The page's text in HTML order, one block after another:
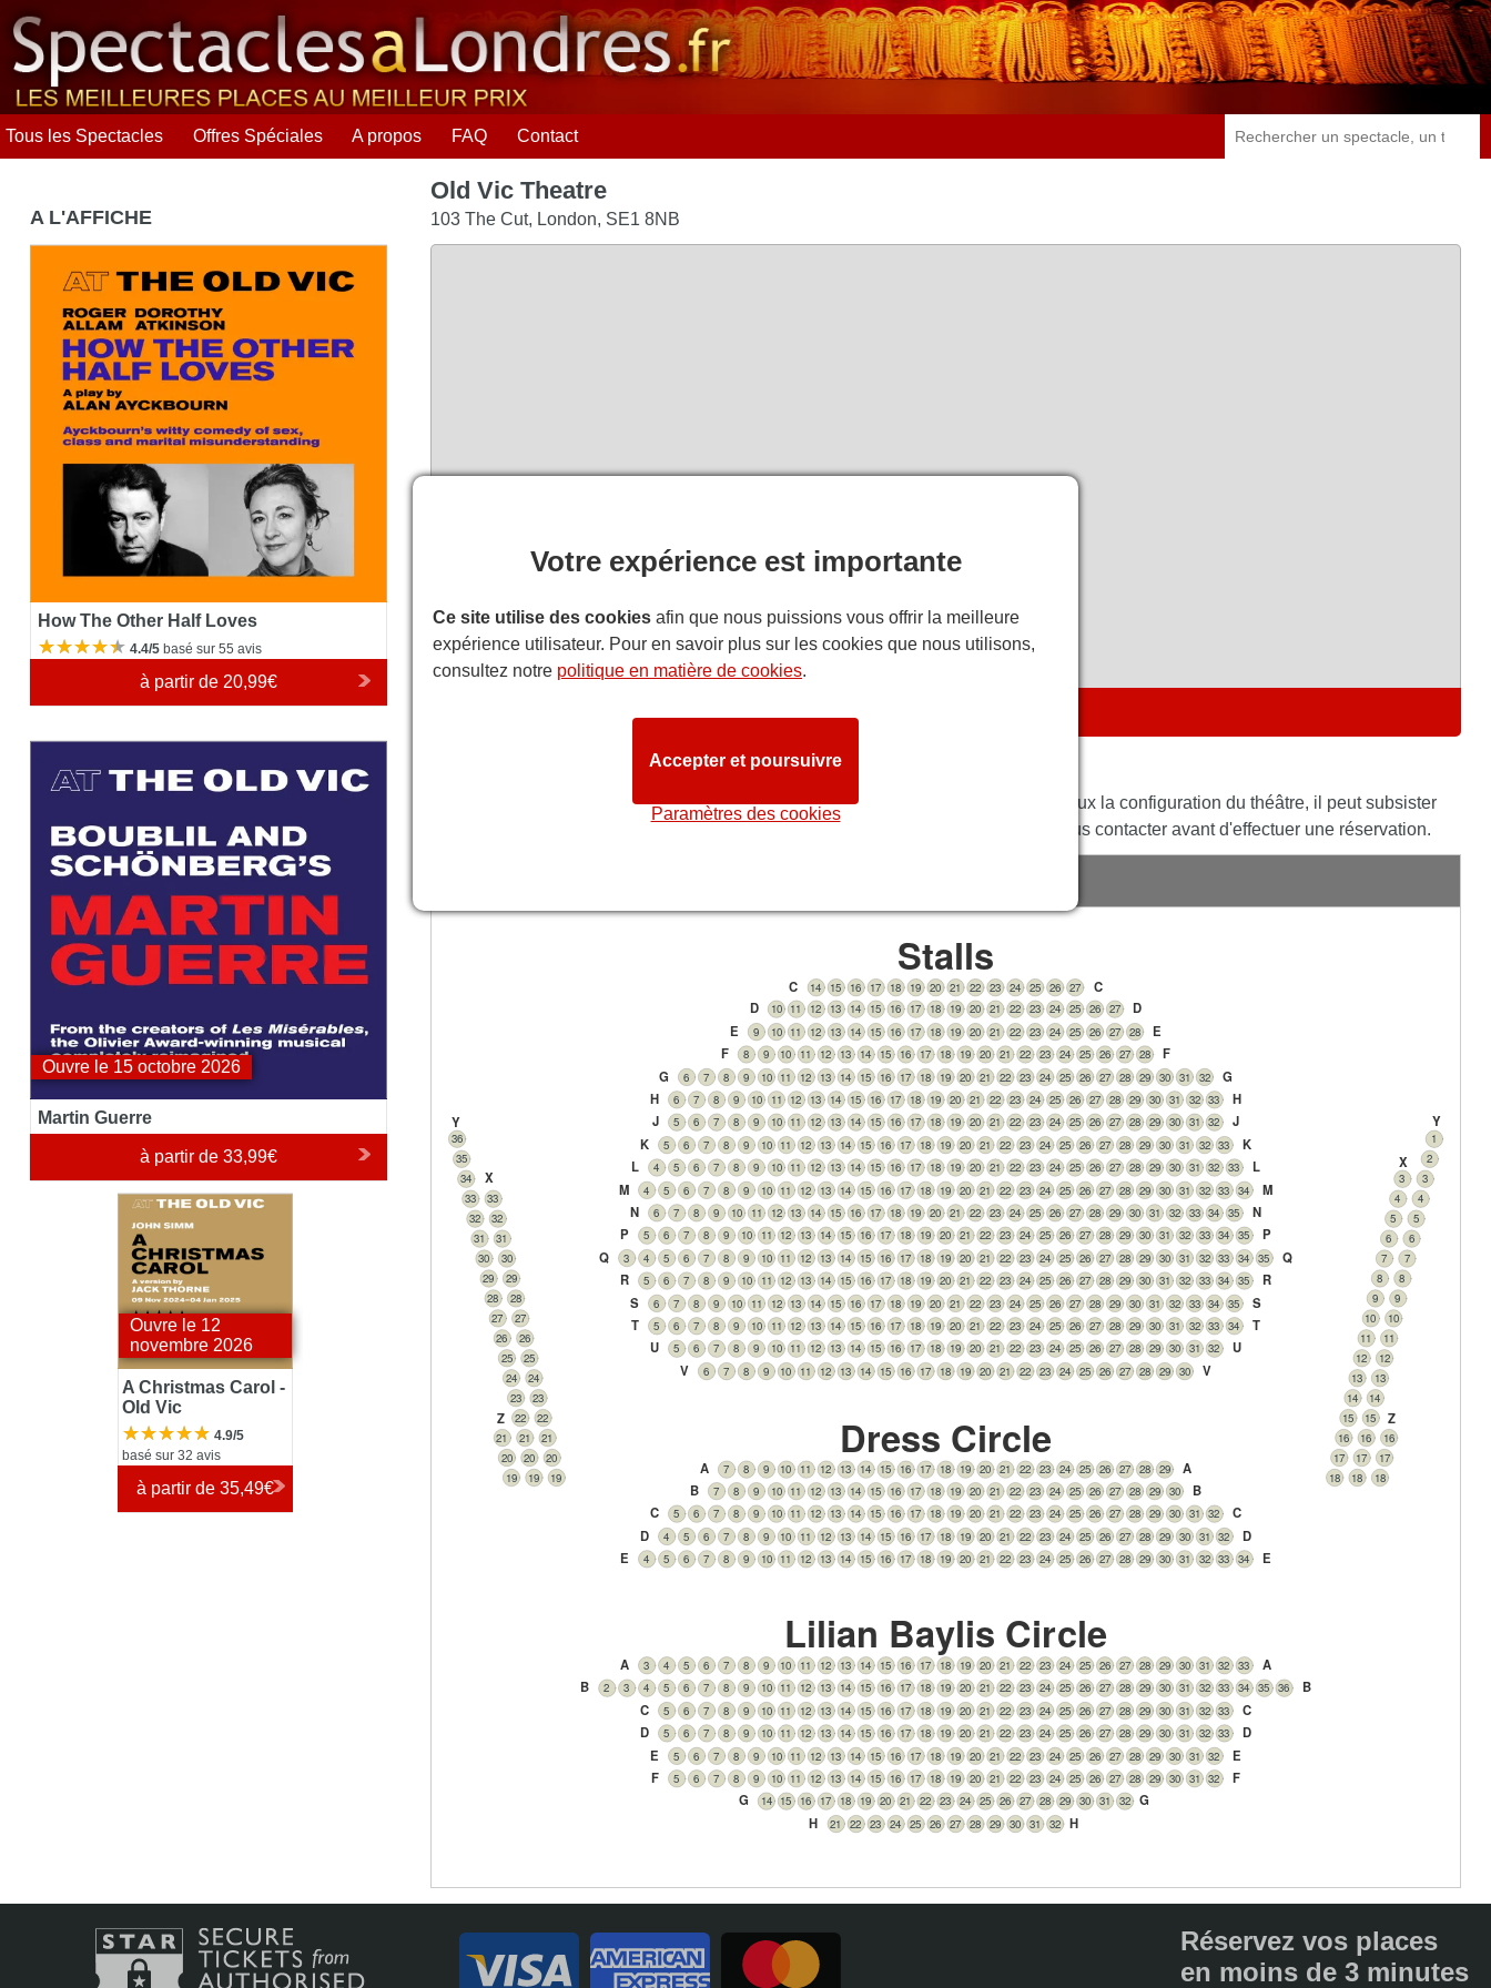
Tous les Spectacles Offres Spéciales A propos FAQ Contact
Old Vic Theatre
103 The Cut, London, SE1 8NB
A L'AFFICHE
How The Other Half Loves
4.4/5 basé sur 55 avis
à partir de 20,99€
Ouvre le 15 octobre 2026
Martin Guerre
à partir de33,99€
A Christmas Carol -
Old Vic
Ouvre le 12
novembre 2026
A Christmas Carol -
Old Vic
4.9/5
basé sur 32 avis
à partir de 35,49€
Plan de salle du Old Vic Theatre
: nous faisons de notre mieux pour que notre plan de salle reflète au mieux la configuration du théâtre, il peut subsister
de légères différences. Les clients ayant des besoins spécifiques sont invités à nous contacter avant d'effectuer une réservation.
Stalls
14 15 16 17 18 19 20 21 22 23 24 25 26 27
C C
10 11 12 13 14 15 16 17 18 19 20 21 22 23 24 25 26 27
D D
9 10 11 12 13 14 15 16 17 18 19 20 21 22 23 24 25 26 27 28
E E
8 9 10 11 12 13 14 15 16 17 18 19 20 21 22 23 24 25 26 27 28
F F
6 7 8 9 10 11 12 13 14 15 16 17 18 19 20 21 22 23 24 25 26 27 28 29 30 31 32
G G
6 7 8 9 10 11 12 13 14 15 16 17 18 19 20 21 22 23 24 25 26 27 28 29 30 31 32 33
H H
5 6 7 8 9 10 11 12 13 14 15 16 17 18 19 20 21 22 23 24 25 26 27 28 29 30 31 32
J J
5 6 7 8 9 10 11 12 13 14 15 16 17 18 19 20 21 22 23 24 25 26 27 28 29 30 31 32 33
K K
4 5 6 7 8 9 10 11 12 13 14 15 16 17 18 19 20 21 22 23 24 25 26 27 28 29 30 31 32 33
L L
4 5 6 7 8 9 10 11 12 13 14 15 16 17 18 19 20 21 22 23 24 25 26 27 28 29 30 31 32 33 34
M M
6 7 8 9 10 11 12 13 14 15 16 17 18 19 20 21 22 23 24 25 26 27 28 29 30 31 32 33 34 35
N N
5 6 7 8 9 10 11 12 13 14 15 16 17 18 19 20 21 22 23 24 25 26 27 28 29 30 31 32 33 34 35
P P
3 4 5 6 7 8 9 10 11 12 13 14 15 16 17 18 19 20 21 22 23 24 25 26 27 28 29 30 31 32 33 34 35
Q Q
5 6 7 8 9 10 11 12 13 14 15 16 17 18 19 20 21 22 23 24 25 26 27 28 29 30 31 32 33 34 35
R R
6 7 8 9 10 11 12 13 14 15 16 17 18 19 20 21 22 23 24 25 26 27 28 29 30 31 32 33 34 35
S S
5 6 7 8 9 10 11 12 13 14 15 16 17 18 19 20 21 22 23 24 25 26 27 28 29 30 31 32 33 34
T T
5 6 7 8 9 10 11 12 13 14 15 16 17 18 19 20 21 22 23 24 25 26 27 28 29 30 31 32
U U
6 7 8 9 10 11 12 13 14 15 16 17 18 19 20 21 22 23 24 25 26 27 28 29 30
V V
Dress Circle
7 8 9 10 11 12 13 14 15 16 17 18 19 20 21 22 23 24 25 26 27 28 29
A A
7 8 9 10 11 12 13 14 15 16 17 18 19 20 21 22 23 24 25 26 27 28 29 30
B B
5 6 7 8 9 10 11 12 13 14 15 16 17 18 19 20 21 22 23 24 25 26 27 28 29 30 31 32
C C
4 5 6 7 8 9 10 11 12 13 14 15 16 17 18 19 20 21 22 23 24 25 26 27 28 29 30 31 32
D D
4 5 6 7 8 9 10 11 12 13 14 15 16 17 18 19 20 21 22 23 24 25 26 27 28 29 30 31 32 33 34
E E
3
4
5
6
7
8
9
10
11
12
13
14
15
16
17
18
19
20
21
22
23
24
25
26
27
28
29
30
31
32
33
X
X
1
2
3
4
5
6
7
8
9
10
11
12
13
14
15
16
17
18
19
20
21
22
23
24
25
26
27
28
29
30
31
32
33
34
35
36
Y Y
16
17
18
19
20
21
Z Z
Lilian Baylis Circle
3 4 5 6 7 8 9 10 11 12 13 14 15 16 17 18 19 20 21 22 23 24 25 26 27 28 29 30 31 32 33
A A
2 3 4 5 6 7 8 9 10 11 12 13 14 15 16 17 18 19 20 21 22 23 24 25 26 27 28 29 30 31 32 33 34 35 36
B B
5 6 7 8 9 10 11 12 13 14 15 16 17 18 19 20 21 22 23 24 25 26 27 28 29 30 31 32 33
C C
5 6 7 8 9 10 11 12 13 14 15 16 17 18 19 20 21 22 23 24 25 26 27 28 29 30 31 32 33
D D
5 6 7 8 9 10 11 12 13 14 15 16 17 18 19 20 21 22 23 24 25 26 27 28 29 30 31 32
E E
5 6 7 8 9 10 11 12 13 14 15 16 17 18 19 20 21 22 23 24 25 26 27 28 29 30 31 32
F F
14 15 16 17 18 19 20 21 22 23 24 25 26 27 28 29 30 31 32
G G
21 22 23 24 25 26 27 28 29 30 31 32
H H
Réservez vos places
en moins de 3 minutes
Votre expérience est importante
Ce site utilise des cookies afin que nous puissions vous offrir la meilleure
expérience utilisateur. Pour en savoir plus sur les cookies que nous utilisons,
consultez notre politique en matière de cookies.
Paramètres des cookies
Accepter et poursuivre